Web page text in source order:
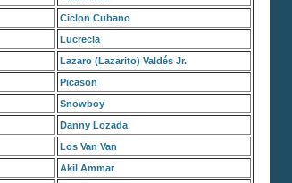
Ciclon Cubano
Lucrecia
Lazaro (Lazarito) Valdés Jr.
Picason
Snowboy
Danny Lozada
Los Van Van
Akil Ammar